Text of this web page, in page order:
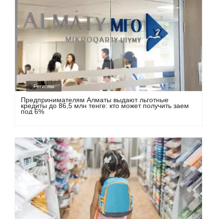
Регионы
Предпринимателям Алматы выдают льготные
кредиты до 86,5 млн тенге: кто может получить заем
под 6%